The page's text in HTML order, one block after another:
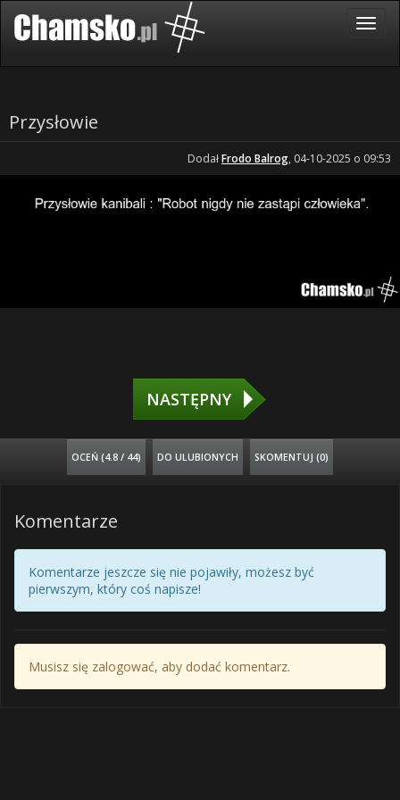
Przysłowie
DodałFrodo Balrog, 04-10-2025 o 09:53
NASTĘPNY
OCEŃ (4.8 / 44) DO ULUBIONYCH SKOMENTUJ (0)
Komentarze
Komentarze jeszcze się nie pojawiły, możesz być
pierwszym, który coś napisze!
Musisz się zalogować, aby dodać komentarz.